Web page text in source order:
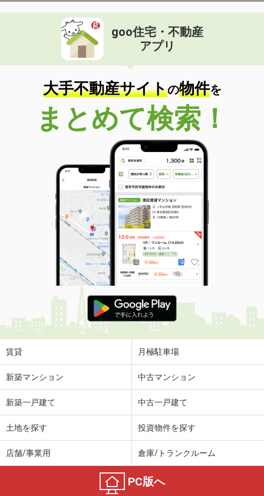
goo住宅・不動産
アプリ
大手不動産サイトの物件を
まとめて検索！
賃貸 月極駐車場
新築マンション 中古マンション
新築一戸建て 中古一戸建て
土地を探す 投資物件を探す
店舗/事業用 倉庫/トランクルーム
PC版へ